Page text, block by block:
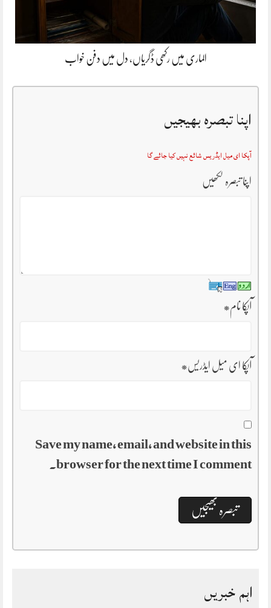
الماری میں رکھی ڈگریاں، دل میں دفن خواب
اپنا تبصرہ بھیجیں
آپکا ای میل ایڈریس شائع نہیں کیا جائے گا
اپنا تبصرہ لکھیں
آپکا نام*
آپکا ای میل ایڈریس*
Save my name, email, and website in this
browser for the next time I comment.
اہم خبریں